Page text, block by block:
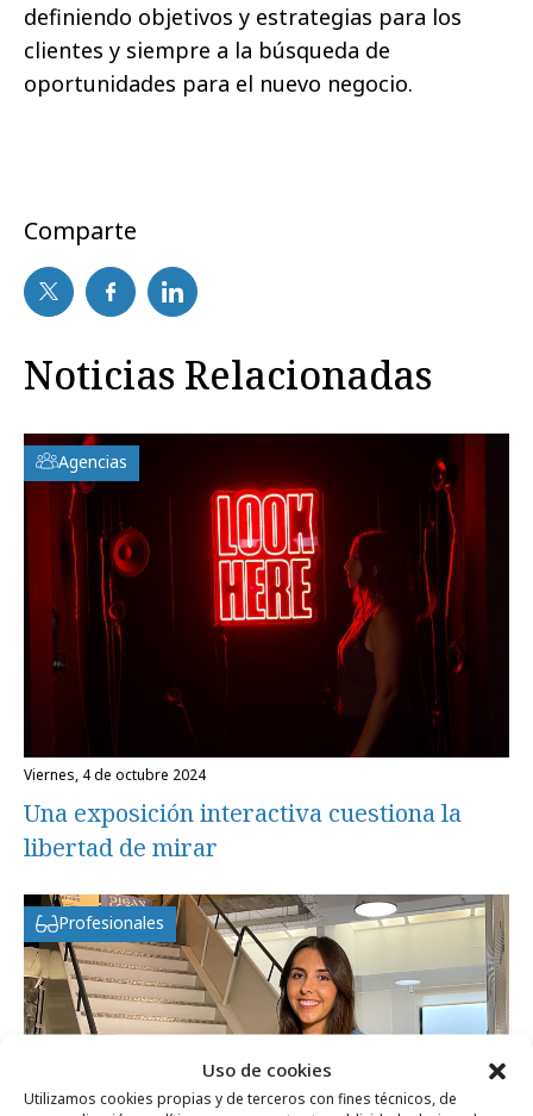
Uso de cookies
Utilizamos cookies propias y de terceros con fines técnicos, de
definiendo objetivos y estrategias para los
clientes y siempre a la búsqueda de
oportunidades para el nuevo negocio.
Comparte
Noticias Relacionadas
Agencias
viernes, 4 de octubre 2024
Una exposición interactiva cuestiona la
libertad de mirar
Profesionales